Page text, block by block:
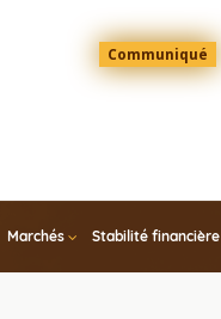
Menu
Top
Communiqué
Marchés Stabilité financière